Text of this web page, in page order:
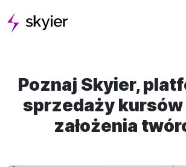
Poznaj Skyier,
sprzedaży kursów
założenia